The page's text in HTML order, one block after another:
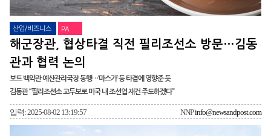
산업/비즈니스 PA
해군장관, 협상타결 직전 필리조선소 방문…김동
관과 협력 논의
보트 백악관 예산관리국장 동행…‘마스가’ 등 타결에 영향준 듯
김동관 “필리조선소 교두보로 미국 내 조선업 재건 주도하겠다”
입력: 2025-08-02 13:19:57 NNPinfo@newsandpost.com